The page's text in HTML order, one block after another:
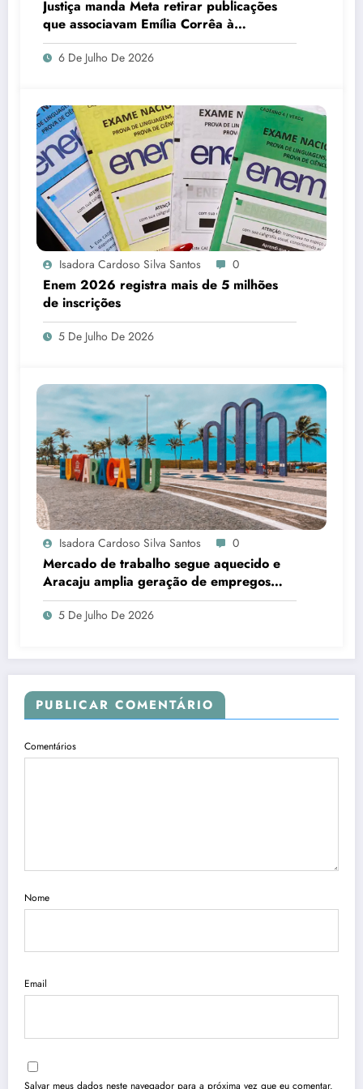
Justiça manda Meta retirar publicações
que associavam Emília Corrêa à
corrupção e identificar responsáveis
6 De Julho De 2026
Isadora Cardoso Silva Santos 0
Enem 2026 registra mais de 5 milhões
de inscrições
5 De Julho De 2026
Isadora Cardoso Silva Santos 0
Mercado de trabalho segue aquecido e
Aracaju amplia geração de empregos
formais
5 De Julho De 2026
PUBLICAR COMENTÁRIO
Comentários
Nome
Email
Salvar meus dados neste navegador para a próxima vez que eu comentar.